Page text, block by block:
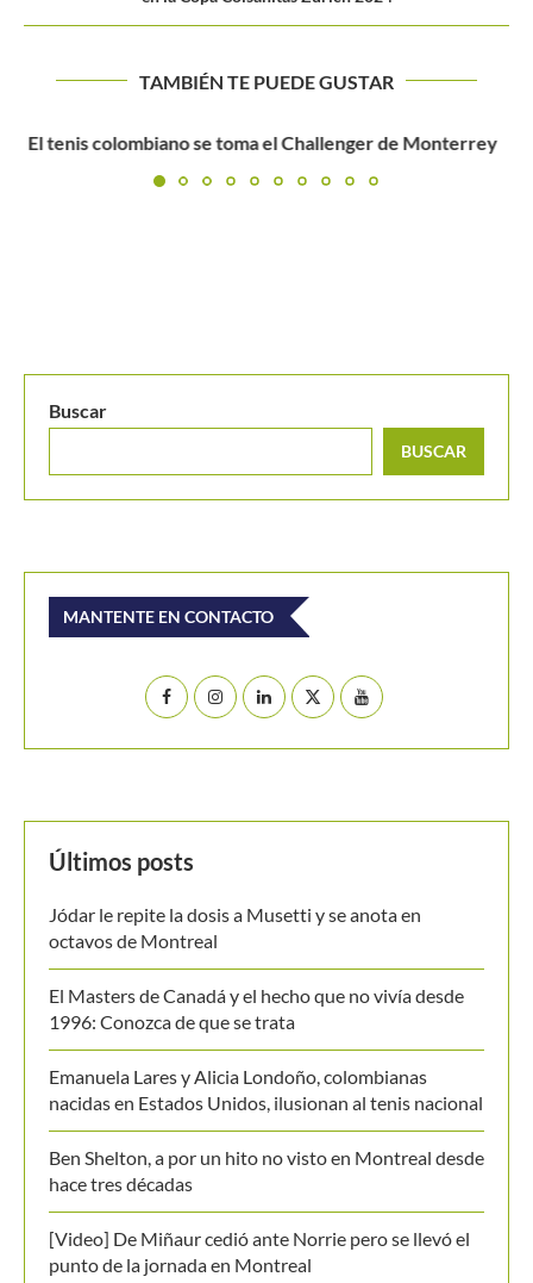
TAMBIÉN TE PUEDE GUSTAR
La otra pasión de uno de los tenistas con mayor...
Buscar
BUSCAR
MANTENTE EN CONTACTO
Últimos posts
Jódar le repite la dosis a Musetti y se anota en
octavos de Montreal
El Masters de Canadá y el hecho que no vivía desde
1996: Conozca de que se trata
Emanuela Lares y Alicia Londoño, colombianas
nacidas en Estados Unidos, ilusionan al tenis nacional
Ben Shelton, a por un hito no visto en Montreal desde
hace tres décadas
[Video] De Miñaur cedió ante Norrie pero se llevó el
punto de la jornada en Montreal